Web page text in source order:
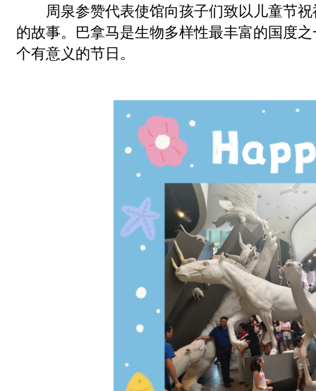
周泉参赞代表使馆向孩子们致以儿童节
的故事。巴拿马是生物多样性最丰富的国度
个有意义的节日。